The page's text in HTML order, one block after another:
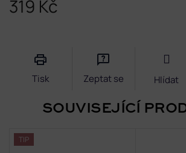
319 Kč
Tisk Zeptat se Hlídat
SOUVISEJÍCÍ
TIP